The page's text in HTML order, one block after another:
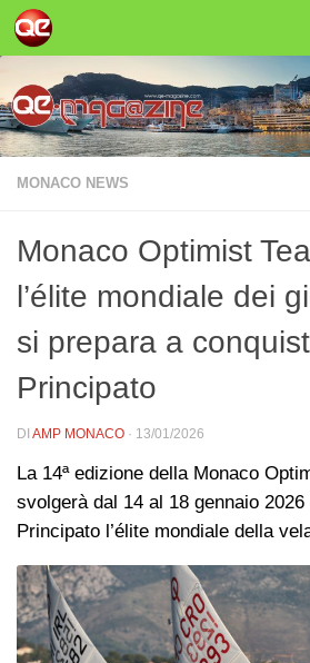
Salta al contenuto
MONACO NEWS
Monaco Optimist
l’élite mondiale dei
si prepara a
Principato
DI AMP MONACO · 13/01/2026
La 14ª edizione della Monaco
svolgerà dal 14 al 18 gennaio 2026
Principato l’élite mondiale della